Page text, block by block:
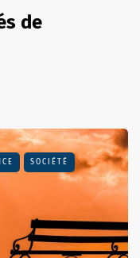
de
SOCIÉTÉ